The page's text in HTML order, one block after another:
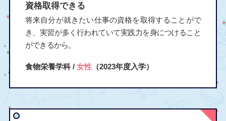
資格取得できる
将来自分が就きたい仕事の資格を取得することがで
き、実習が多く行われていて実践力を身につけること
ができるから。
食物栄養学科 / 女性（2023年度入学）